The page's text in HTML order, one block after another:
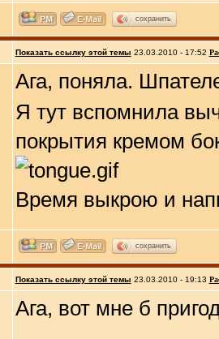
сохранить
Показать ссылку этой темы 23.03.2010 - 17:52
Ага, поняла.
Я тут вспомнила
покрытия кремом
Время выкрою и
сохранить
Показать ссылку этой темы 23.03.2010 - 19:13
Ага, вот мне б